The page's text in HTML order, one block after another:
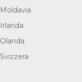
Moldavia
Irlanda
Olanda
Svizzera